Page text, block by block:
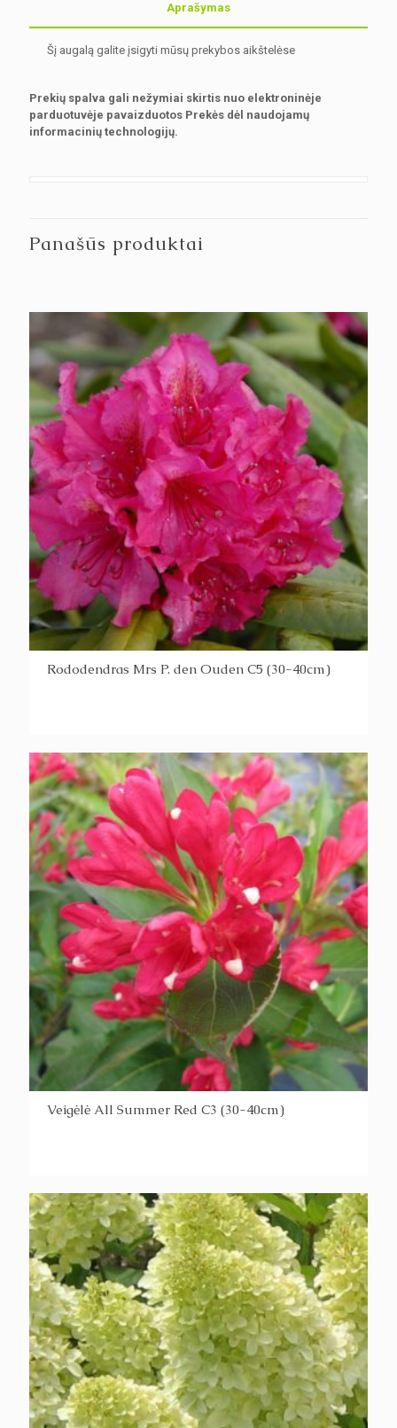
Aprašymas
Šį augalą galite įsigyti mūsų prekybos aikštelėse
Prekių spalva gali nežymiai skirtis nuo elektroninėje
parduotuvėje pavaizduotos Prekės dėl naudojamų
informacinių technologijų.
Panašūs produktai
Rododendras Mrs P. den Ouden C5 (30-40cm)
Veigėlė All Summer Red C3 (30-40cm)